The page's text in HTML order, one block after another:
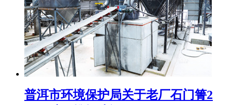
普洱市环境保护局关于老厂石门箐2